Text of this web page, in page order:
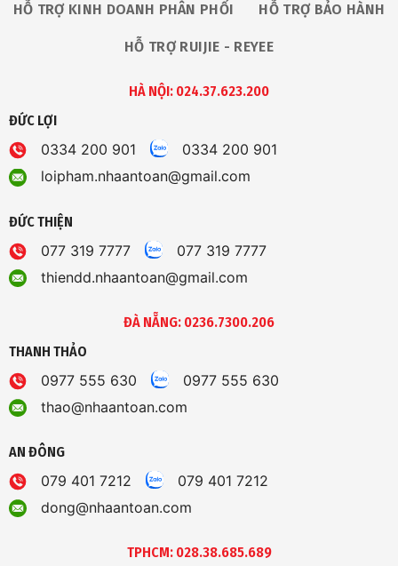
HỖ TRỢ KINH DOANH PHÂN PHỐI HỖ TRỢ BẢO HÀNH
HỖ TRỢ RUIJIE - REYEE
HÀ NỘI: 024.37.623.200
ĐỨC LỢI
0334 200 901
0334 200 901
loipham.nhaantoan@gmail.com
ĐỨC THIỆN
077 319 7777
077 319 7777
thiendd.nhaantoan@gmail.com
ĐÀ NẴNG: 0236.7300.206
THANH THẢO
0977 555 630
0977 555 630
thao@nhaantoan.com
AN ĐÔNG
079 401 7212
079 401 7212
dong@nhaantoan.com
TPHCM: 028.38.685.689